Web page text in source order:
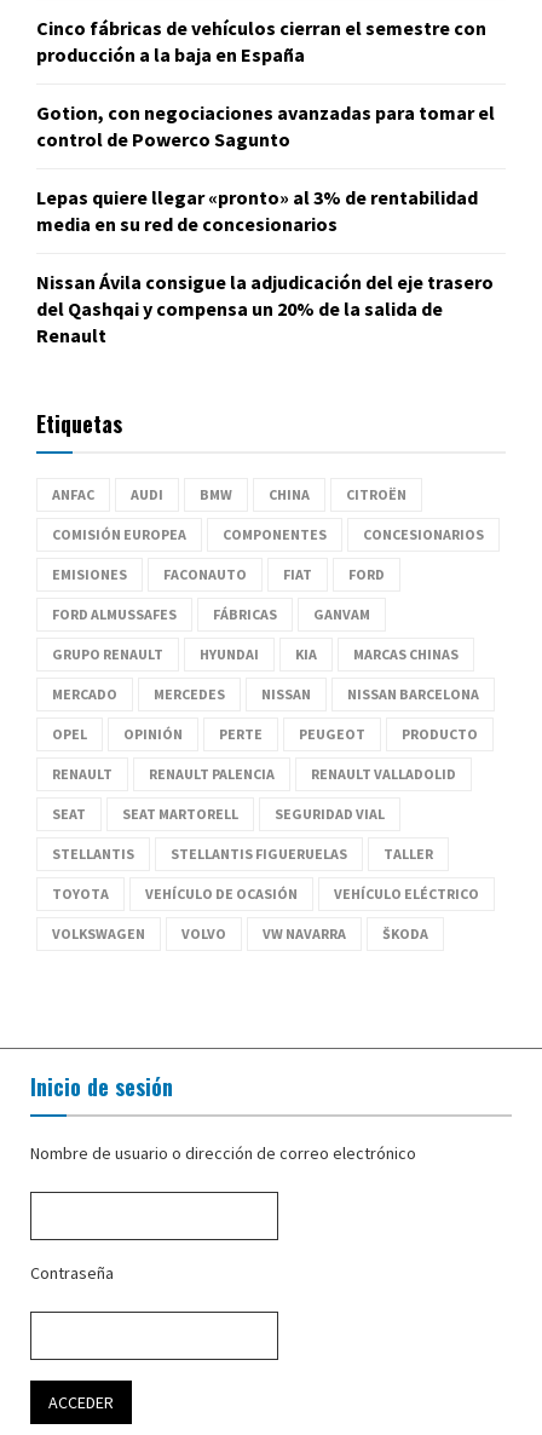
Cinco fábricas de vehículos cierran el semestre con
producción a la baja en España
Gotion, con negociaciones avanzadas para tomar el
control de Powerco Sagunto
Lepas quiere llegar «pronto» al 3% de rentabilidad
media en su red de concesionarios
Nissan Ávila consigue la adjudicación del eje trasero
del Qashqai y compensa un 20% de la salida de
Renault
Etiquetas
ANFAC AUDI BMW CHINA CITROËN
COMISIÓN EUROPEA COMPONENTES CONCESIONARIOS
EMISIONES FACONAUTO FIAT FORD
FORD ALMUSSAFES FÁBRICAS GANVAM
GRUPO RENAULT HYUNDAI KIA MARCAS CHINAS
MERCADO MERCEDES NISSAN NISSAN BARCELONA
OPEL OPINIÓN PERTE PEUGEOT PRODUCTO
RENAULT RENAULT PALENCIA RENAULT VALLADOLID
SEAT SEAT MARTORELL SEGURIDAD VIAL
STELLANTIS STELLANTIS FIGUERUELAS TALLER
TOYOTA VEHÍCULO DE OCASIÓN VEHÍCULO ELÉCTRICO
VOLKSWAGEN VOLVO VW NAVARRA ŠKODA
Inicio de sesión
Nombre de usuario o dirección de correo electrónico
Contraseña